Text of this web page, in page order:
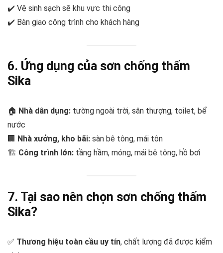
✔️ Vệ sinh sạch sẽ khu vực thi công
✔️ Bàn giao công trình cho khách hàng
6. Ứng dụng của sơn chống thấm
Sika
🏠 Nhà dân dụng: tường ngoài trời, sân thượng, toilet, bể
nước
🏢 Nhà xưởng, kho bãi: sàn bê tông, mái tôn
🏗️ Công trình lớn: tầng hầm, móng, mái bê tông, hồ bơi
7. Tại sao nên chọn sơn chống thấm
Sika?
✅ Thương hiệu toàn cầu uy tín, chất lượng đã được kiểm